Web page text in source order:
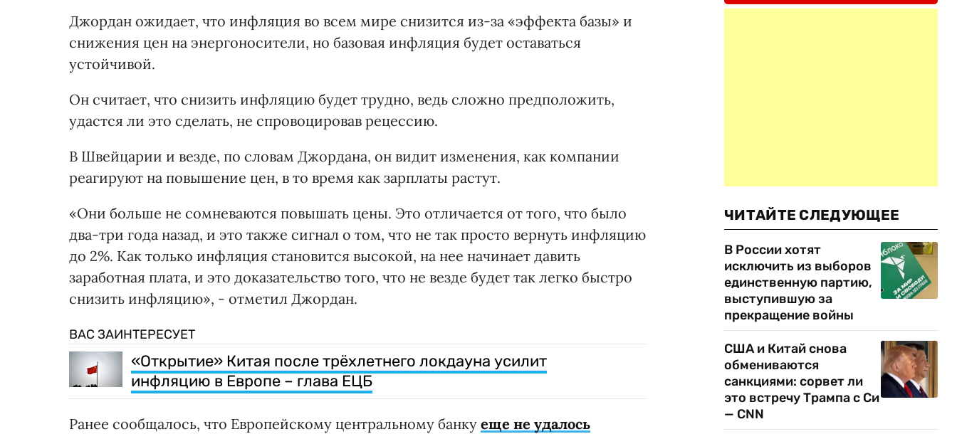
Джордан ожидает, что инфляция во всем мире снизится из-за «эффекта базы» и
снижения цен на энергоносители, но базовая инфляция будет оставаться
устойчивой.
Он считает, что снизить инфляцию будет трудно, ведь сложно предположить,
удастся ли это сделать, не спровоцировав рецессию.
В Швейцарии и везде, по словам Джордана, он видит изменения, как компании
реагируют на повышение цен, в то время как зарплаты растут.
«Они больше не сомневаются повышать цены. Это отличается от того, что было
два-три года назад, и это также сигнал о том, что не так просто вернуть инфляцию
до 2%. Как только инфляция становится высокой, на нее начинает давить
заработная плата, и это доказательство того, что не везде будет так легко быстро
снизить инфляцию», - отметил Джордан.
ВАС ЗАИНТЕРЕСУЕТ
«Открытие» Китая после трёхлетнего локдауна усилит
инфляцию в Европе – глава ЕЦБ
Ранее сообщалось, что Европейскому центральному банку еще не удалось
ЧИТАЙТЕ СЛЕДУЮЩЕЕ
В России хотят
исключить из выборов
единственную партию,
выступившую за
прекращение войны
США и Китай снова
обмениваются
санкциями: сорвет ли
это встречу Трампа с Си
— CNN